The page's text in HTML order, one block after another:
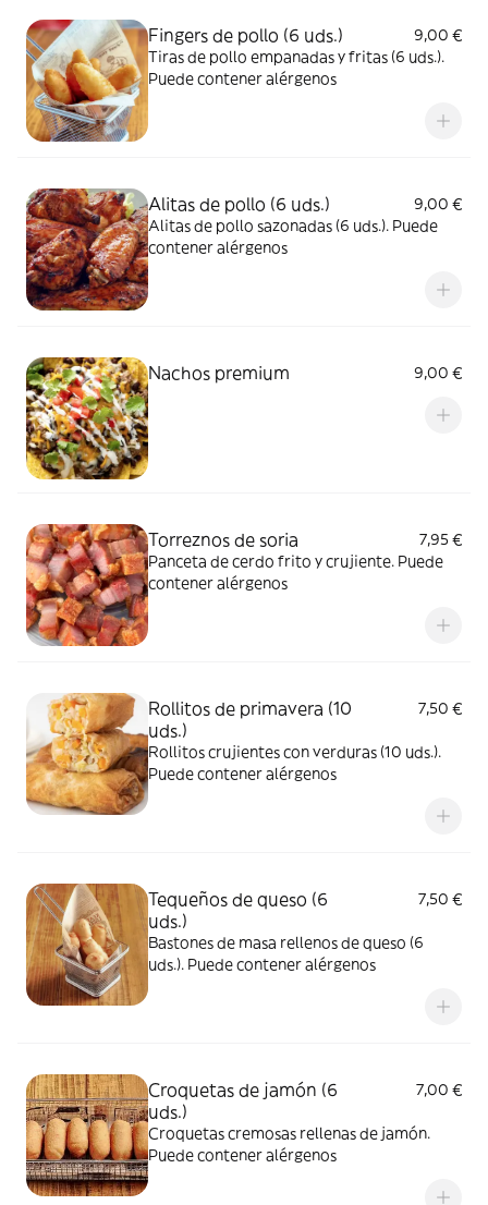
Fingers de pollo (6 uds.)
9,00 €
Tiras de pollo empanadas y fritas (6 uds.).
Puede contener alérgenos
Alitas de pollo (6 uds.)
9,00 €
Alitas de pollo sazonadas (6 uds.). Puede
contener alérgenos
Nachos premium 9,00 €
Torreznos de soria
7,95 €
Panceta de cerdo frito y crujiente. Puede
contener alérgenos
Rollitos de primavera (10
uds.)
7,50 €
Rollitos crujientes con verduras (10 uds.).
Puede contener alérgenos
Tequeños de queso (6
uds.)
7,50 €
Bastones de masa rellenos de queso (6
uds.). Puede contener alérgenos
Croquetas de jamón (6
uds.)
7,00 €
Croquetas cremosas rellenas de jamón.
Puede contener alérgenos